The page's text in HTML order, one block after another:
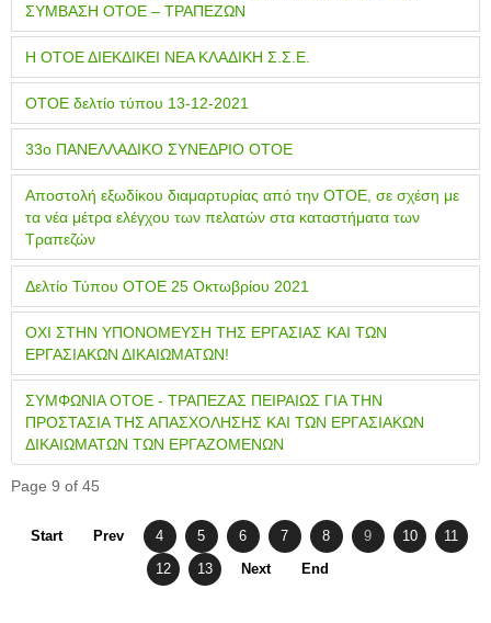
ΣΥΜΒΑΣΗ ΟΤΟΕ – ΤΡΑΠΕΖΩΝ
Η ΟΤΟΕ ΔΙΕΚΔΙΚΕΙ ΝΕΑ ΚΛΑΔΙΚΗ Σ.Σ.Ε.
ΟΤΟΕ δελτίο τύπου 13-12-2021
33ο ΠΑΝΕΛΛΑΔΙΚΟ ΣΥΝΕΔΡΙΟ ΟΤΟΕ
Αποστολή εξωδίκου διαμαρτυρίας από την ΟΤΟΕ, σε σχέση με
τα νέα μέτρα ελέγχου των πελατών στα καταστήματα των
Τραπεζών
Δελτίο Τύπου ΟΤΟΕ 25 Οκτωβρίου 2021
ΟΧΙ ΣΤΗΝ ΥΠΟΝΟΜΕΥΣΗ ΤΗΣ ΕΡΓΑΣΙΑΣ ΚΑΙ ΤΩΝ
ΕΡΓΑΣΙΑΚΩΝ ΔΙΚΑΙΩΜΑΤΩΝ!
ΣΥΜΦΩΝΙΑ ΟΤΟΕ - ΤΡΑΠΕΖΑΣ ΠΕΙΡΑΙΩΣ ΓΙΑ ΤΗΝ
ΠΡΟΣΤΑΣΙΑ ΤΗΣ ΑΠΑΣΧΟΛΗΣΗΣ ΚΑΙ ΤΩΝ ΕΡΓΑΣΙΑΚΩΝ
ΔΙΚΑΙΩΜΑΤΩΝ ΤΩΝ ΕΡΓΑΖΟΜΕΝΩΝ
Page 9 of 45
Start Prev 4 5 6 7 8 9 10 11
12 13 Next End